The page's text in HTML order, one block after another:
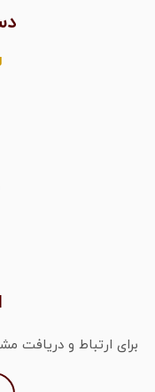
برای ارتباط و دریافت